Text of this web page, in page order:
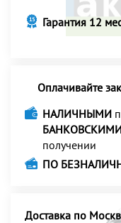
Гарантия 12
Оплачивайте
НАЛИЧНЫМИ
получении
ПО
Доставка по